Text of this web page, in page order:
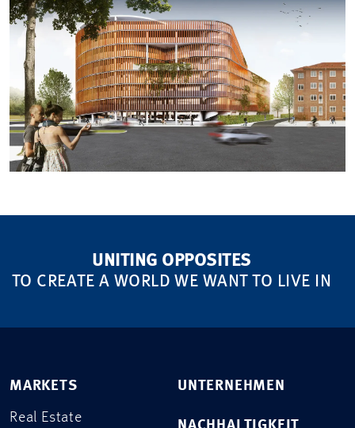
UNITING OPPOSITES
TO CREATE A WORLD WE WANT TO LIVE IN
MARKETS
Real Estate
UNTERNEHMEN